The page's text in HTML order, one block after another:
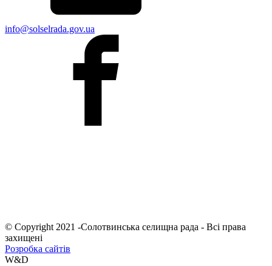
info@solselrada.gov.ua
© Copyright 2021 -Солотвинська селищна рада - Всі права
захищені
Розробка сайтів
W&D